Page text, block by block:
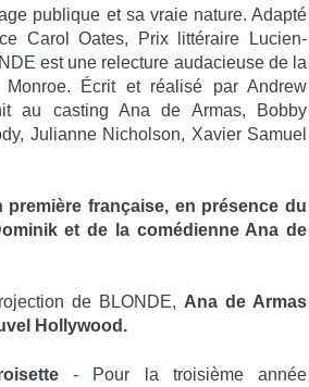
publique et sa vraie nature. Adapté
Carol Oates, Prix littéraire Lucien-
est une relecture audacieuse de la
Écrit et réalisé par Andrew
au casting Ana de Armas, Bobby
Julianne Nicholson, Xavier Samuel
première française, en présence du
et de la comédienne Ana de
de BLONDE, Ana de Armas
Hollywood.
- Pour la troisième année